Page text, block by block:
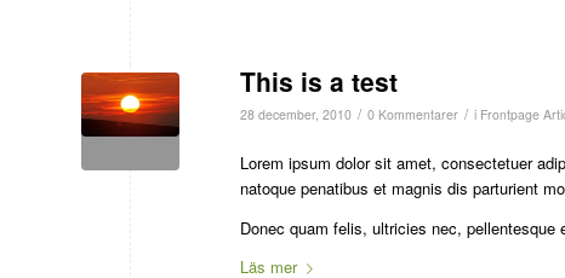
This is a test
28 december, 2010 / 0 Kommentarer / i Frontpage
Lorem ipsum dolor sit amet, consectetuer
natoque penatibus et magnis dis parturient
Donec quam felis, ultricies nec, pellentesque
Läs mer